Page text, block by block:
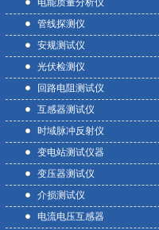
电能质量分析仪
管线探测仪
安规测试仪
光伏检测仪
回路电阻测试仪
互感器测试仪
时域脉冲反射仪
变电站测试仪器
变压器测试仪
介损测试仪
电流电压互感器